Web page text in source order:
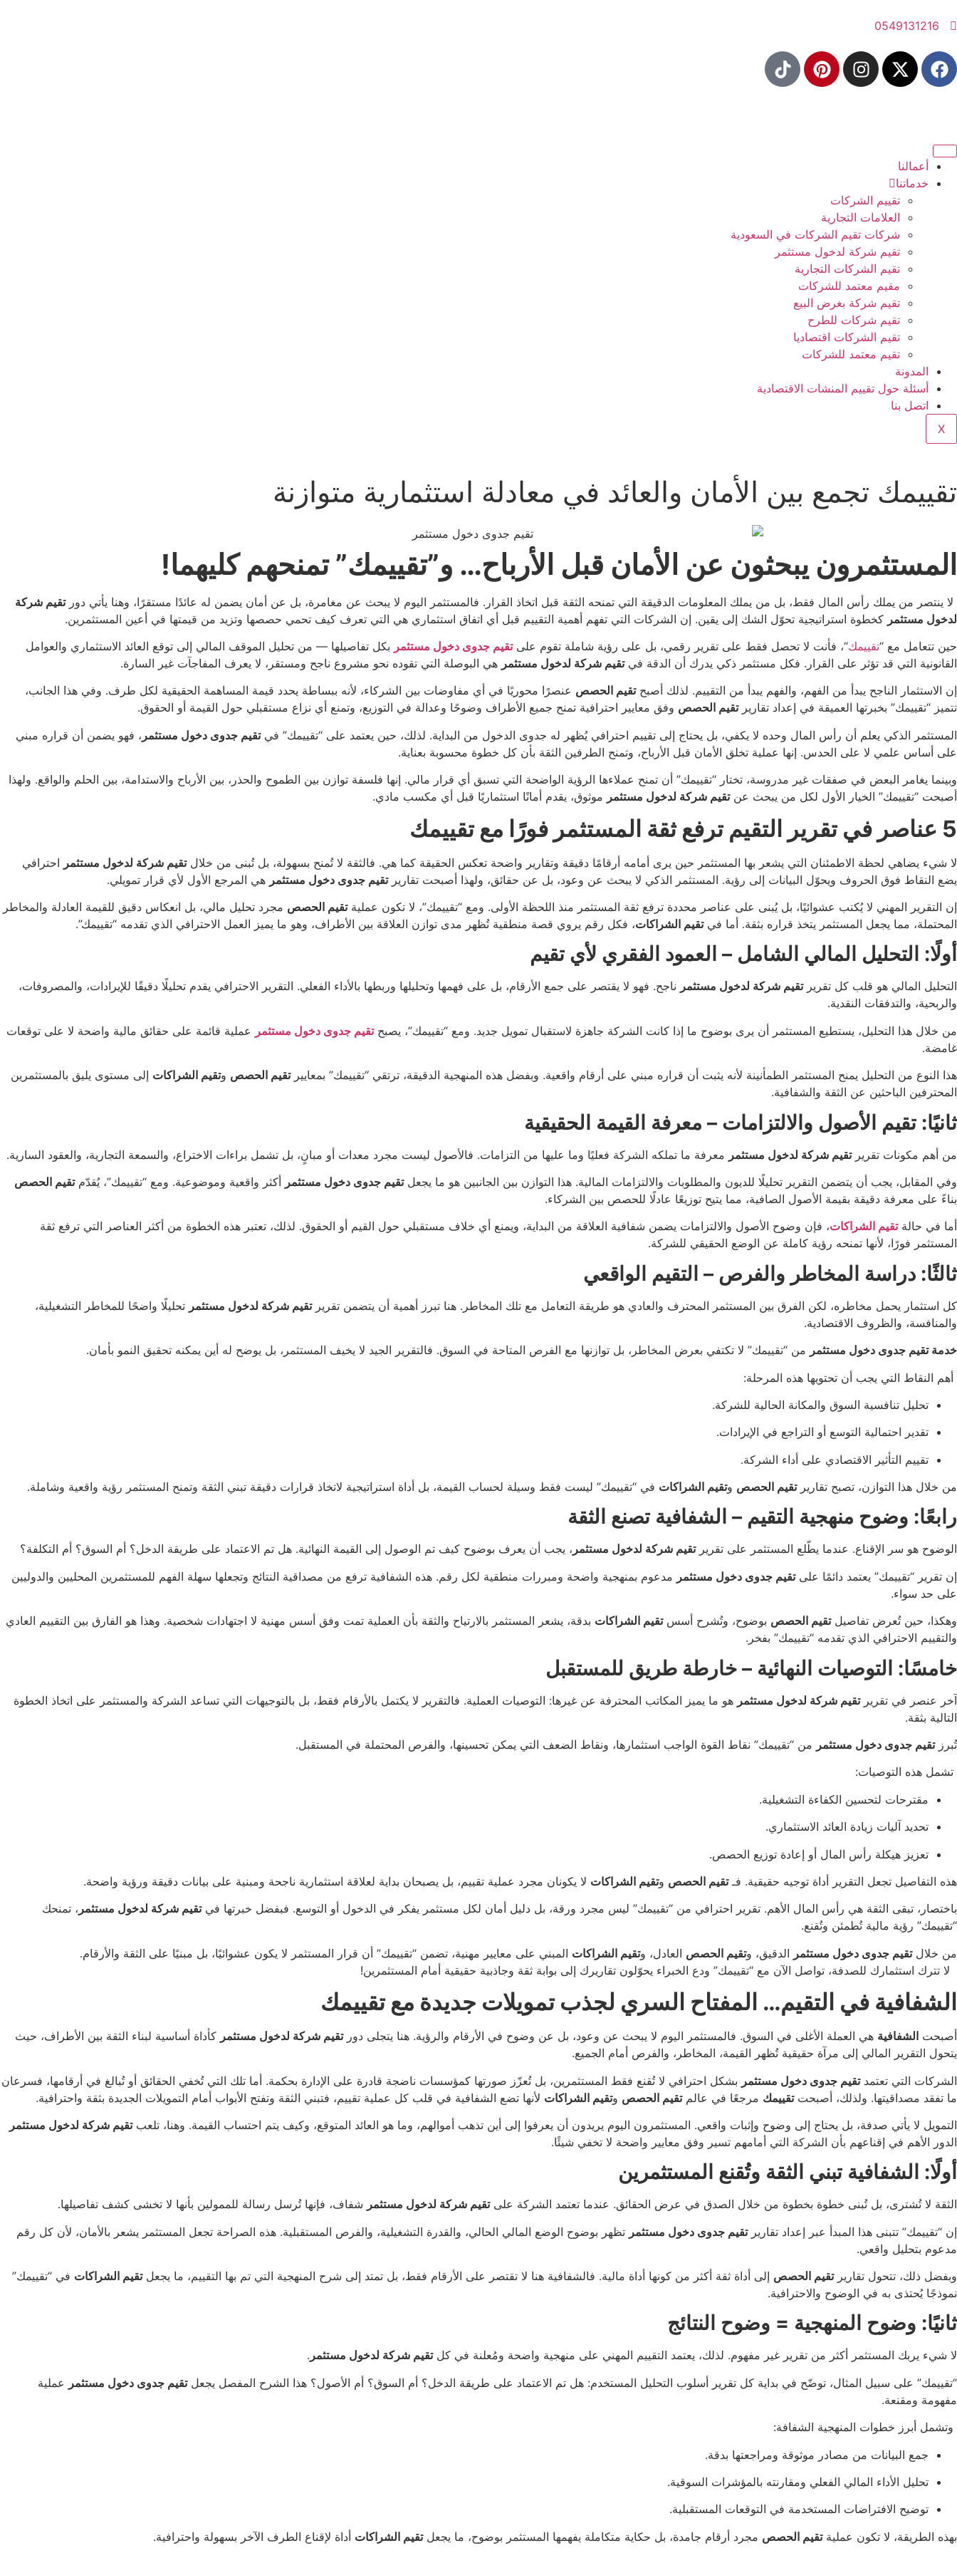
0549131216
أعمالنا
خدماتنا
تقييم الشركات
العلامات التجارية
شركات تقيم الشركات في السعودية
تقيم شركة لدخول مستثمر
تقيم الشركات التجارية
مقيم معتمد للشركات
تقيم شركة بغرض البيع
تقيم شركات للطرح
تقيم الشركات اقتصاديا
تقيم معتمد للشركات
المدونة
أسئلة حول تقييم المنشات الاقتصادية
اتصل بنا
X
تقييمك تجمع بين الأمان والعائد في معادلة استثمارية متوازنة
المستثمرون يبحثون عن الأمان قبل الأرباح… و”تقييمك” تمنحهم كليهما!
لا ينتصر من يملك رأس المال فقط، بل من يملك المعلومات الدقيقة التي تمنحه الثقة قبل اتخاذ القرار. فالمستثمر اليوم لا يبحث عن مغامرة، بل عن أمان يضمن له عائدًا مستقرًا، وهنا يأتي دورتقيم شركة
لدخول مستثمر كخطوة استراتيجية تحوّل الشك إلى يقين. إن الشركات التي تفهم أهمية التقييم قبل أي اتفاق استثماري هي التي تعرف كيف تحمي حصصها وتزيد من قيمتها في أعين المستثمرين.
حين تتعامل مع “تقييمك“، فأنت لا تحصل فقط على تقرير رقمي، بل على رؤية شاملة تقوم علىتقيم جدوى دخول مستثمر بكل تفاصيلها — من تحليل الموقف المالي إلى توقع العائد الاستثماري والعوامل
القانونية التي قد تؤثر على القرار. فكل مستثمر ذكي يدرك أن الدقة فيتقيم شركة لدخول مستثمر هي البوصلة التي تقوده نحو مشروع ناجح ومستقر، لا يعرف المفاجآت غير السارة.
إن الاستثمار الناجح يبدأ من الفهم، والفهم يبدأ من التقييم. لذلك أصبحتقيم الحصص عنصرًا محوريًا في أي مفاوضات بين الشركاء، لأنه ببساطة يحدد قيمة المساهمة الحقيقية لكل طرف. وفي هذا الجانب،
تتميز “تقييمك” بخبرتها العميقة في إعداد تقاريرتقيم الحصص وفق معايير احترافية تمنح جميع الأطراف وضوحًا وعدالة في التوزيع، وتمنع أي نزاع مستقبلي حول القيمة أو الحقوق.
المستثمر الذكي يعلم أن رأس المال وحده لا يكفي، بل يحتاج إلى تقييم احترافي يُظهر له جدوى الدخول من البداية. لذلك، حين يعتمد على “تقييمك” فيتقيم جدوى دخول مستثمر ، فهو يضمن أن قراره مبني
على أساس علمي لا على الحدس. إنها عملية تخلق الأمان قبل الأرباح، وتمنح الطرفين الثقة بأن كل خطوة محسوبة بعناية.
وبينما يغامر البعض في صفقات غير مدروسة، تختار “تقييمك” أن تمنح عملاءها الرؤية الواضحة التي تسبق أي قرار مالي. إنها فلسفة توازن بين الطموح والحذر، بين الأرباح والاستدامة، بين الحلم والواقع. ولهذا
أصبحت “تقييمك” الخيار الأول لكل من يبحث عنتقيم شركة لدخول مستثمر موثوق، يقدم أمانًا استثماريًا قبل أي مكسب مادي.
5 عناصر في تقرير التقيم ترفع ثقة المستثمر فورًا مع تقييمك
لا شيء يضاهي لحظة الاطمئنان التي يشعر بها المستثمر حين يرى أمامه أرقامًا دقيقة وتقارير واضحة تعكس الحقيقة كما هي. فالثقة لا تُمنح بسهولة، بل تُبنى من خلالتقيم شركة لدخول مستثمر احترافي
يضع النقاط فوق الحروف ويحوّل البيانات إلى رؤية. المستثمر الذكي لا يبحث عن وعود، بل عن حقائق، ولهذا أصبحت تقاريرتقيم جدوى دخول مستثمر هي المرجع الأول لأي قرار تمويلي.
إن التقرير المهني لا يُكتب عشوائيًا، بل يُبنى على عناصر محددة ترفع ثقة المستثمر منذ اللحظة الأولى. ومع “تقييمك”، لا تكون عمليةتقيم الحصص مجرد تحليل مالي، بل انعكاس دقيق للقيمة العادلة والمخاطر
المحتملة، مما يجعل المستثمر يتخذ قراره بثقة. أما فيتقيم الشراكات، فكل رقم يروي قصة منطقية تُظهر مدى توازن العلاقة بين الأطراف، وهو ما يميز العمل الاحترافي الذي تقدمه “تقييمك”.
أولًا: التحليل المالي الشامل – العمود الفقري لأي تقيم
التحليل المالي هو قلب كل تقريرتقيم شركة لدخول مستثمر ناجح. فهو لا يقتصر على جمع الأرقام، بل على فهمها وتحليلها وربطها بالأداء الفعلي. التقرير الاحترافي يقدم تحليلًا دقيقًا للإيرادات، والمصروفات،
والربحية، والتدفقات النقدية.
من خلال هذا التحليل، يستطيع المستثمر أن يرى بوضوح ما إذا كانت الشركة جاهزة لاستقبال تمويل جديد. ومع “تقييمك”، يصبحتقيم جدوى دخول مستثمر عملية قائمة على حقائق مالية واضحة لا على توقعات
غامضة.
هذا النوع من التحليل يمنح المستثمر الطمأنينة لأنه يثبت أن قراره مبني على أرقام واقعية. وبفضل هذه المنهجية الدقيقة، ترتقي “تقييمك” بمعاييرتقيم الحصص وتقيم الشراكات إلى مستوى يليق بالمستثمرين
المحترفين الباحثين عن الثقة والشفافية.
ثانيًا: تقيم الأصول والالتزامات – معرفة القيمة الحقيقية
من أهم مكونات تقريرتقيم شركة لدخول مستثمر معرفة ما تملكه الشركة فعليًا وما عليها من التزامات. فالأصول ليست مجرد معدات أو مبانٍ، بل تشمل براءات الاختراع، والسمعة التجارية، والعقود السارية.
وفي المقابل، يجب أن يتضمن التقرير تحليلًا للديون والمطلوبات والالتزامات المالية. هذا التوازن بين الجانبين هو ما يجعلتقيم جدوى دخول مستثمر أكثر واقعية وموضوعية. ومع “تقييمك”، يُقدّمتقيم الحصص
بناءً على معرفة دقيقة بقيمة الأصول الصافية، مما يتيح توزيعًا عادلًا للحصص بين الشركاء.
أما في حالةتقيم الشراكات، فإن وضوح الأصول والالتزامات يضمن شفافية العلاقة من البداية، ويمنع أي خلاف مستقبلي حول القيم أو الحقوق. لذلك، تعتبر هذه الخطوة من أكثر العناصر التي ترفع ثقة
المستثمر فورًا، لأنها تمنحه رؤية كاملة عن الوضع الحقيقي للشركة.
ثالثًا: دراسة المخاطر والفرص – التقيم الواقعي
كل استثمار يحمل مخاطره، لكن الفرق بين المستثمر المحترف والعادي هو طريقة التعامل مع تلك المخاطر. هنا تبرز أهمية أن يتضمن تقريرتقيم شركة لدخول مستثمر تحليلًا واضحًا للمخاطر التشغيلية،
والمنافسة، والظروف الاقتصادية.
خدمة تقيم جدوى دخول مستثمر من “تقييمك” لا تكتفي بعرض المخاطر، بل توازنها مع الفرص المتاحة في السوق. فالتقرير الجيد لا يخيف المستثمر، بل يوضح له أين يمكنه تحقيق النمو بأمان.
أهم النقاط التي يجب أن تحتويها هذه المرحلة:
تحليل تنافسية السوق والمكانة الحالية للشركة.
تقدير احتمالية التوسع أو التراجع في الإيرادات.
تقييم التأثير الاقتصادي على أداء الشركة.
من خلال هذا التوازن، تصبح تقاريرتقيم الحصص وتقيم الشراكات في “تقييمك” ليست فقط وسيلة لحساب القيمة، بل أداة استراتيجية لاتخاذ قرارات دقيقة تبني الثقة وتمنح المستثمر رؤية واقعية وشاملة.
رابعًا: وضوح منهجية التقيم – الشفافية تصنع الثقة
الوضوح هو سر الإقناع. عندما يطّلع المستثمر على تقريرتقيم شركة لدخول مستثمر ، يجب أن يعرف بوضوح كيف تم الوصول إلى القيمة النهائية. هل تم الاعتماد على طريقة الدخل؟ أم السوق؟ أم التكلفة؟
إن تقرير “تقييمك” يعتمد دائمًا علىتقيم جدوى دخول مستثمر مدعوم بمنهجية واضحة ومبررات منطقية لكل رقم. هذه الشفافية ترفع من مصداقية النتائج وتجعلها سهلة الفهم للمستثمرين المحليين والدوليين
على حد سواء.
وهكذا، حين تُعرض تفاصيلتقيم الحصص بوضوح، وتُشرح أسستقيم الشراكات بدقة، يشعر المستثمر بالارتياح والثقة بأن العملية تمت وفق أسس مهنية لا اجتهادات شخصية. وهذا هو الفارق بين التقييم العادي
والتقييم الاحترافي الذي تقدمه “تقييمك” بفخر.
خامسًا: التوصيات النهائية – خارطة طريق للمستقبل
آخر عنصر في تقريرتقيم شركة لدخول مستثمر هو ما يميز المكاتب المحترفة عن غيرها: التوصيات العملية. فالتقرير لا يكتمل بالأرقام فقط، بل بالتوجيهات التي تساعد الشركة والمستثمر على اتخاذ الخطوة
التالية بثقة.
تُبرزتقيم جدوى دخول مستثمر من “تقييمك” نقاط القوة الواجب استثمارها، ونقاط الضعف التي يمكن تحسينها، والفرص المحتملة في المستقبل.
تشمل هذه التوصيات:
مقترحات لتحسين الكفاءة التشغيلية.
تحديد آليات زيادة العائد الاستثماري.
تعزيز هيكلة رأس المال أو إعادة توزيع الحصص.
هذه التفاصيل تجعل التقرير أداة توجيه حقيقية. فـتقيم الحصص وتقيم الشراكات لا يكونان مجرد عملية تقييم، بل يصبحان بداية لعلاقة استثمارية ناجحة ومبنية على بيانات دقيقة ورؤية واضحة.
باختصار، تبقى الثقة هي رأس المال الأهم. تقرير احترافي من “تقييمك” ليس مجرد ورقة، بل دليل أمان لكل مستثمر يفكر في الدخول أو التوسع. فبفضل خبرتها فيتقيم شركة لدخول مستثمر ، تمنحك
“تقييمك” رؤية مالية تُطمئن وتُقنع.
من خلالتقيم جدوى دخول مستثمر الدقيق، وتقيم الحصص العادل، وتقيم الشراكات المبني على معايير مهنية، تضمن “تقييمك” أن قرار المستثمر لا يكون عشوائيًا، بل مبنيًا على الثقة والأرقام.
لا تترك استثمارك للصدفة، تواصل الآن مع “تقييمك” ودع الخبراء يحوّلون تقاريرك إلى بوابة ثقة وجاذبية حقيقية أمام المستثمرين!
الشفافية في التقيم… المفتاح السري لجذب تمويلات جديدة مع تقييمك
أصبحت الشفافية هي العملة الأغلى في السوق. فالمستثمر اليوم لا يبحث عن وعود، بل عن وضوح في الأرقام والرؤية. هنا يتجلى دورتقيم شركة لدخول مستثمر كأداة أساسية لبناء الثقة بين الأطراف، حيث
يتحول التقرير المالي إلى مرآة حقيقية تُظهر القيمة، المخاطر، والفرص أمام الجميع.
الشركات التي تعتمدتقيم جدوى دخول مستثمر بشكل احترافي لا تُقنع فقط المستثمرين، بل تُعزّز صورتها كمؤسسات ناضجة قادرة على الإدارة بحكمة. أما تلك التي تُخفي الحقائق أو تُبالغ في أرقامها، فسرعان
ما تفقد مصداقيتها. ولذلك، أصبحتتقييمك مرجعًا في عالمتقيم الحصص وتقيم الشراكات لأنها تضع الشفافية في قلب كل عملية تقييم، فتبني الثقة وتفتح الأبواب أمام التمويلات الجديدة بثقة واحترافية.
التمويل لا يأتي صدفة، بل يحتاج إلى وضوح وإثبات واقعي. المستثمرون اليوم يريدون أن يعرفوا إلى أين تذهب أموالهم، وما هو العائد المتوقع، وكيف يتم احتساب القيمة. وهنا، تلعبتقيم شركة لدخول مستثمر
الدور الأهم في إقناعهم بأن الشركة التي أمامهم تسير وفق معايير واضحة لا تخفي شيئًا.
أولًا: الشفافية تبني الثقة وتُقنع المستثمرين
الثقة لا تُشترى، بل تُبنى خطوة بخطوة من خلال الصدق في عرض الحقائق. عندما تعتمد الشركة علىتقيم شركة لدخول مستثمر شفاف، فإنها تُرسل رسالة للممولين بأنها لا تخشى كشف تفاصيلها.
إن “تقييمك” تتبنى هذا المبدأ عبر إعداد تقاريرتقيم جدوى دخول مستثمر تظهر بوضوح الوضع المالي الحالي، والقدرة التشغيلية، والفرص المستقبلية. هذه الصراحة تجعل المستثمر يشعر بالأمان، لأن كل رقم
مدعوم بتحليل واقعي.
وبفضل ذلك، تتحول تقاريرتقيم الحصص إلى أداة ثقة أكثر من كونها أداة مالية. فالشفافية هنا لا تقتصر على الأرقام فقط، بل تمتد إلى شرح المنهجية التي تم بها التقييم، ما يجعلتقيم الشراكات في “تقييمك”
نموذجًا يُحتذى به في الوضوح والاحترافية.
ثانيًا: وضوح المنهجية = وضوح النتائج
لا شيء يربك المستثمر أكثر من تقرير غير مفهوم. لذلك، يعتمد التقييم المهني على منهجية واضحة ومُعلنة في كلتقيم شركة لدخول مستثمر .
“تقييمك” على سبيل المثال، توضّح في بداية كل تقرير أسلوب التحليل المستخدم: هل تم الاعتماد على طريقة الدخل؟ أم السوق؟ أم الأصول؟ هذا الشرح المفصل يجعلتقيم جدوى دخول مستثمر عملية
مفهومة ومقنعة.
وتشمل أبرز خطوات المنهجية الشفافة:
جمع البيانات من مصادر موثوقة ومراجعتها بدقة.
تحليل الأداء المالي الفعلي ومقارنته بالمؤشرات السوقية.
توضيح الافتراضات المستخدمة في التوقعات المستقبلية.
بهذه الطريقة، لا تكون عمليةتقيم الحصص مجرد أرقام جامدة، بل حكاية متكاملة يفهمها المستثمر بوضوح، ما يجعلتقيم الشراكات أداة لإقناع الطرف الآخر بسهولة واحترافية.